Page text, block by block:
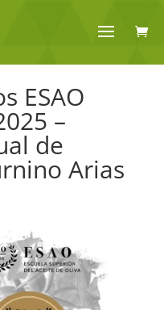
ESAO
–
de
Arias